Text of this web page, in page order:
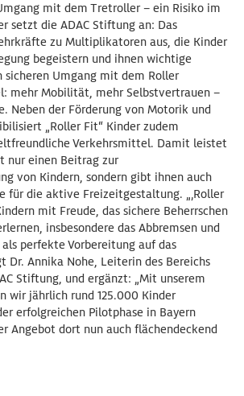
mit dem Tretroller – ein Risiko im
setzt die ADAC Stiftung an: Das
zu Multiplikatoren aus, die Kinder
begeistern und ihnen wichtige
sicheren Umgang mit dem Roller
mehr Mobilität, mehr Selbstvertrauen –
Neben der Förderung von Motorik und
„Roller Fit“ Kinder zudem
Verkehrsmittel. Damit leistet
nur einen Beitrag zur
von Kindern, sondern gibt ihnen auch
für die aktive Freizeitgestaltung. „‚Roller
mit Freude, das sichere Beherrschen
insbesondere das Abbremsen und
perfekte Vorbereitung auf das
Dr. Annika Nohe, Leiterin des Bereichs
Stiftung, und ergänzt: „Mit unserem
wir jährlich rund 125.000 Kinder
erfolgreichen Pilotphase in Bayern
Angebot dort nun auch flächendeckend